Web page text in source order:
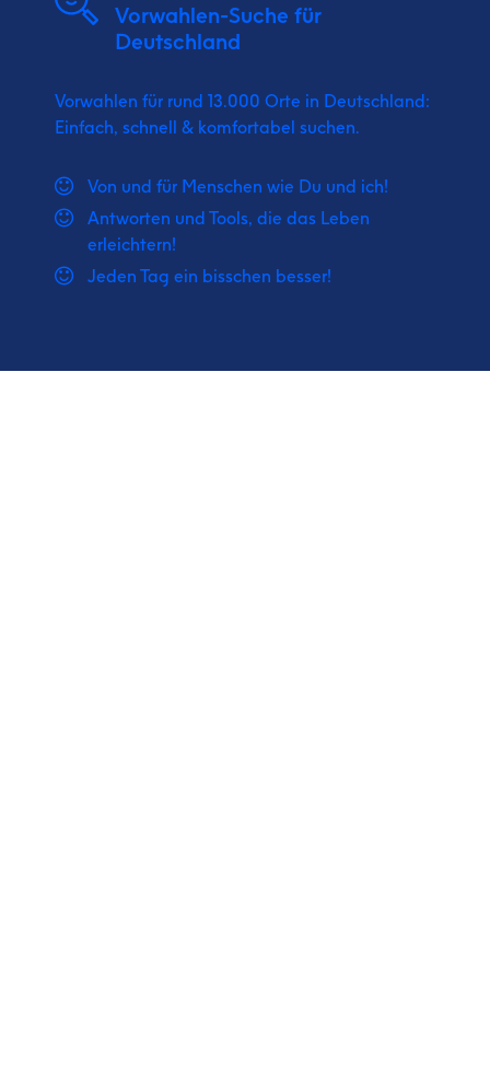
Vorwahlen-Suche für
Deutschland
Vorwahlen für rund 13.000 Orte in Deutschland:
Einfach, schnell & komfortabel suchen.
Von und für Menschen wie Du und ich!
Antworten und Tools, die das Leben
erleichtern!
Jeden Tag ein bisschen besser!